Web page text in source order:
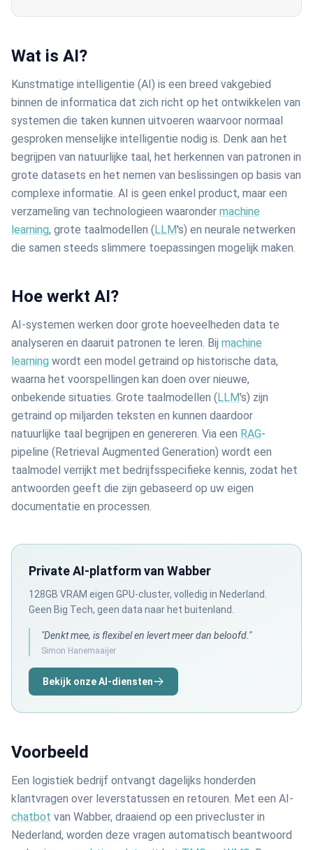
Wat is AI?
Kunstmatige intelligentie (AI) is een breed vakgebied
binnen de informatica dat zich richt op het ontwikkelen van
systemen die taken kunnen uitvoeren waarvoor normaal
gesproken menselijke intelligentie nodig is. Denk aan het
begrijpen van natuurlijke taal, het herkennen van patronen in
grote datasets en het nemen van beslissingen op basis van
complexe informatie. AI is geen enkel product, maar een
verzameling van technologieen waaronder machine
learning, grote taalmodellen (LLM's) en neurale netwerken
die samen steeds slimmere toepassingen mogelijk maken.
Hoe werkt AI?
AI-systemen werken door grote hoeveelheden data te
analyseren en daaruit patronen te leren. Bij machine
learning wordt een model getraind op historische data,
waarna het voorspellingen kan doen over nieuwe,
onbekende situaties. Grote taalmodellen (LLM's) zijn
getraind op miljarden teksten en kunnen daardoor
natuurlijke taal begrijpen en genereren. Via een RAG-
pipeline (Retrieval Augmented Generation) wordt een
taalmodel verrijkt met bedrijfsspecifieke kennis, zodat het
antwoorden geeft die zijn gebaseerd op uw eigen
documentatie en processen.
Private AI-platform van Wabber
128GB VRAM eigen GPU-cluster, volledig in Nederland.
Geen Big Tech, geen data naar het buitenland.
"Denkt mee, is flexibel en levert meer dan beloofd."
Simon Hanemaaijer
Bekijk onze AI-diensten
Voorbeeld
Een logistiek bedrijf ontvangt dagelijks honderden
klantvragen over leverstatussen en retouren. Met een AI-
chatbot van Wabber, draaiend op een privecluster in
Nederland, worden deze vragen automatisch beantwoord